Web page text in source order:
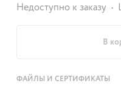
Недоступно к заказу
В
ФАЙЛЫ И СЕРТИФИКАТЫ